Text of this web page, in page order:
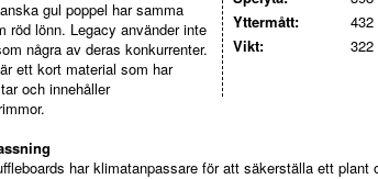
Yttermått:
Vikt:
322
gul poppel har samma
röd lönn. Legacy använder inte
några av deras konkurrenter.
ett kort material som har
och innehåller
har klimatanpassare för att säkerställa ett plant